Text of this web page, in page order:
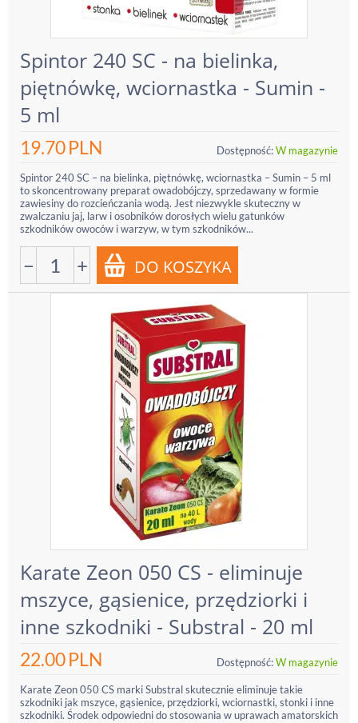
Spintor 240 SC - na bielinka,
piętnówkę, wciornastka - Sumin -
5 ml
19.70PLN Dostępność:W magazynie
Spintor 240 SC – na bielinka, piętnówkę, wciornastka – Sumin – 5 ml
to skoncentrowany preparat owadobójczy, sprzedawany w formie
zawiesiny do rozcieńczania wodą. Jest niezwykle skuteczny w
zwalczaniu jaj, larw i osobników dorosłych wielu gatunków
szkodników owoców i warzyw, w tym szkodników...
− +
Karate Zeon 050 CS - eliminuje
mszyce, gąsienice, przędziorki i
inne szkodniki - Substral - 20 ml
22.00PLN Dostępność:W magazynie
Karate Zeon 050 CS marki Substral skutecznie eliminuje takie
szkodniki jak mszyce, gąsienice, przędziorki, wciornastki, stonki i inne
szkodniki. Środek odpowiedni do stosowania w uprawach amatorskich